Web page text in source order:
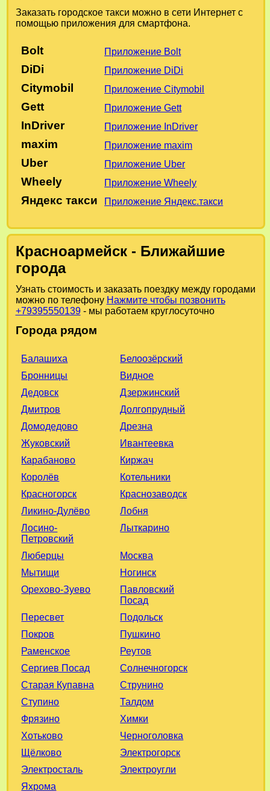
Заказать городское такси можно в сети Интернет с
помощью приложения для смартфона.
Bolt Приложение Bolt
DiDi Приложение DiDi
Citymobil Приложение Citymobil
Gett Приложение Gett
InDriver Приложение InDriver
maxim Приложение maxim
Uber Приложение Uber
Wheely Приложение Wheely
Яндекс такси Приложение Яндекс.такси
Красноармейск - Ближайшие
города
Узнать стоимость и заказать поездку между городами
можно по телефону Нажмите чтобы позвонить
+79395550139- мы работаем круглосуточно
Города рядом
Балашиха
Белоозёрский
Бронницы
Видное
Дедовск
Дзержинский
Дмитров
Долгопрудный
Домодедово
Дрезна
Жуковский
Ивантеевка
Карабаново
Киржач
Королёв
Котельники
Красногорск
Краснозаводск
Ликино-Дулёво
Лобня
Лосино-
Петровский
Лыткарино
Люберцы
Москва
Мытищи
Ногинск
Орехово-Зуево
Павловский
Посад
Пересвет
Подольск
Покров
Пушкино
Раменское
Реутов
Сергиев Посад
Солнечногорск
Старая Купавна
Струнино
Ступино
Талдом
Фрязино
Химки
Хотьково
Черноголовка
Щёлково
Электрогорск
Электросталь
Электроугли
Яхрома